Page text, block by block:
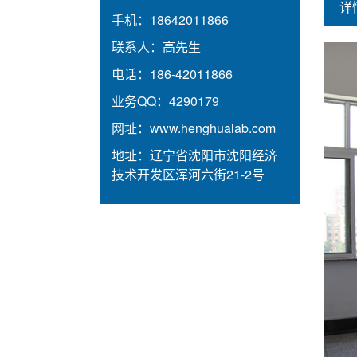
手机： 18642011866
联系人： 高先生
电话： 186-42011866
业务QQ： 4290179
网址： www.henghualab.com
地址： 辽宁省沈阳市沈阳经济
技术开发区浑河六街21-2号
详